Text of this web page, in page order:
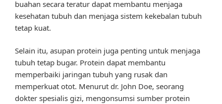
buahan secara teratur dapat membantu menjaga
kesehatan tubuh dan menjaga sistem kekebalan tubuh
tetap kuat.
Selain itu, asupan protein juga penting untuk menjaga
tubuh tetap bugar. Protein dapat membantu
memperbaiki jaringan tubuh yang rusak dan
memperkuat otot. Menurut dr. John Doe, seorang
dokter spesialis gizi, mengonsumsi sumber protein